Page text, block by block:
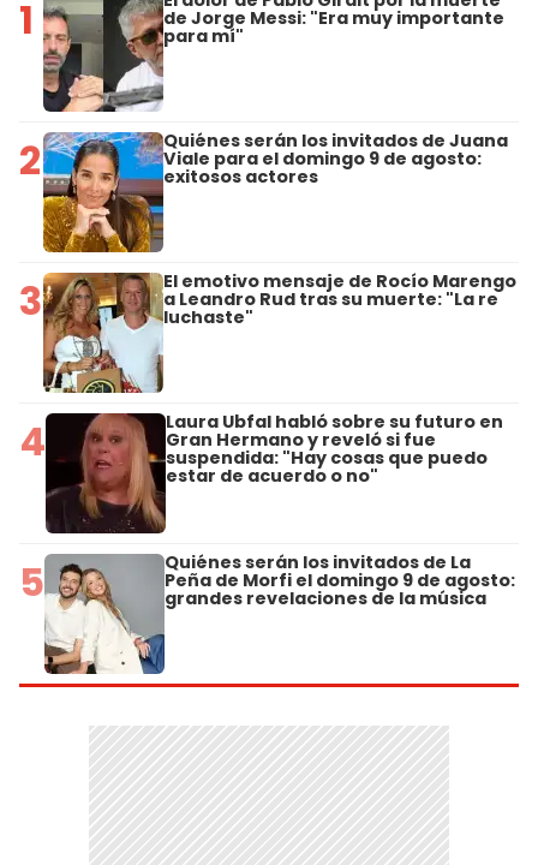
1 de Jorge Messi: "Era muy importante
para mí"
2 Quiénes serán los invitados de Juana
Viale para el domingo 9 de agosto:
exitosos actores
3 El emotivo mensaje de Rocío Marengo
a Leandro Rud tras su muerte: "La re
luchaste"
4 Laura Ubfal habló sobre su futuro en
Gran Hermano y reveló si fue
suspendida: "Hay cosas que puedo
estar de acuerdo o no"
5 Quiénes serán los invitados de La
Peña de Morfi el domingo 9 de agosto:
grandes revelaciones de la música